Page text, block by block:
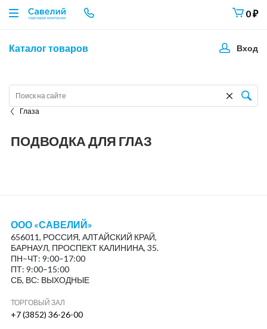
0₽
Каталог товаров Вход
Глаза
ПОДВОДКА ДЛЯ ГЛАЗ
ООО «САВЕЛИЙ»
656011, РОССИЯ, АЛТАЙСКИЙ КРАЙ,
БАРНАУЛ, ПРОСПЕКТ КАЛИНИНА, 35.
ПН–ЧТ: 9:00–17:00
ПТ: 9:00–15:00
СБ, ВС: ВЫХОДНЫЕ
ТОРГОВЫЙ ЗАЛ
+7 (3852) 36-26-00